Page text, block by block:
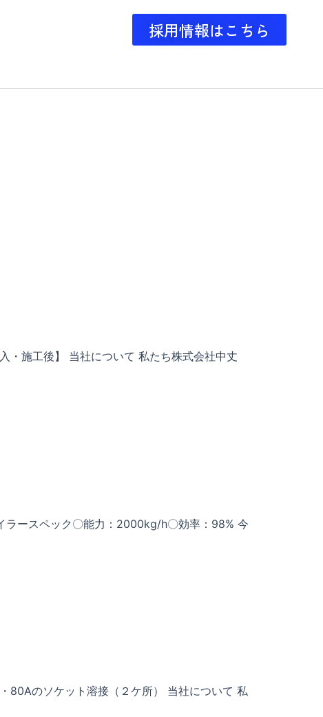
採用情報はこちら
・施工後】 当社について 私たち株式会社中丈
ラースペック〇能力：2000kg/h〇効率：98% 今
80Aのソケット溶接（２ケ所） 当社について 私